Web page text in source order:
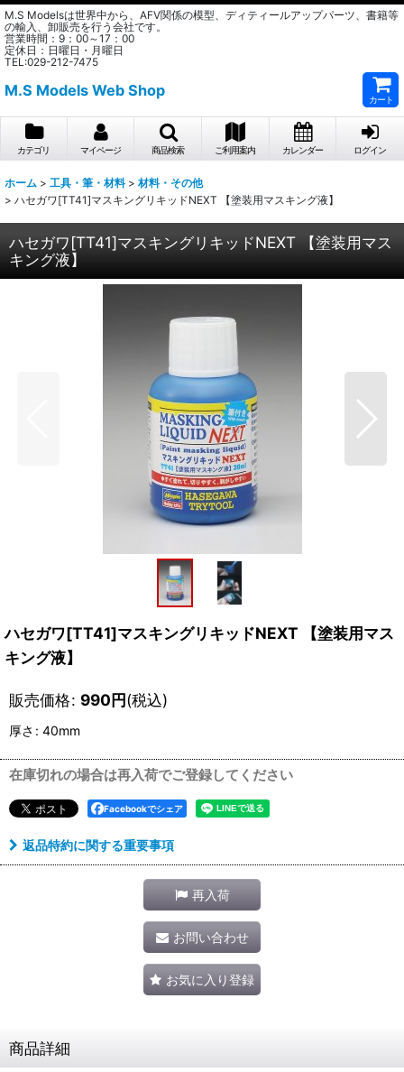
M.S Modelsは世界中から、AFV関係の模型、ディティールアップパーツ、書籍等
の輸入、卸販売を行う会社です。
営業時間：9：00～17：00
定休日：日曜日・月曜日
TEL:029-212-7475
M.S Models Web Shop
カート
カテゴリ マイページ 商品検索 ご利用案内 カレンダー ログイン
ホーム > 工具・筆・材料 > 材料・その他
> ハセガワ[TT41]マスキングリキッドNEXT 【塗装用マスキング液】
ハセガワ[TT41]マスキングリキッドNEXT 【塗装用マス
キング液】
ハセガワ[TT41]マスキングリキッドNEXT 【塗装用マス
キング液】
販売価格: 990円(税込)
厚さ : 40mm
在庫切れの場合は再入荷でご登録してください
Facebookでシェア
返品特約に関する重要事項
再入荷
お問い合わせ
お気に入り登録
商品詳細